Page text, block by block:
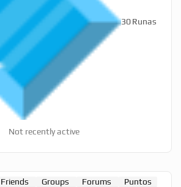
30Runas
Not recently active
Friends Groups Forums Puntos